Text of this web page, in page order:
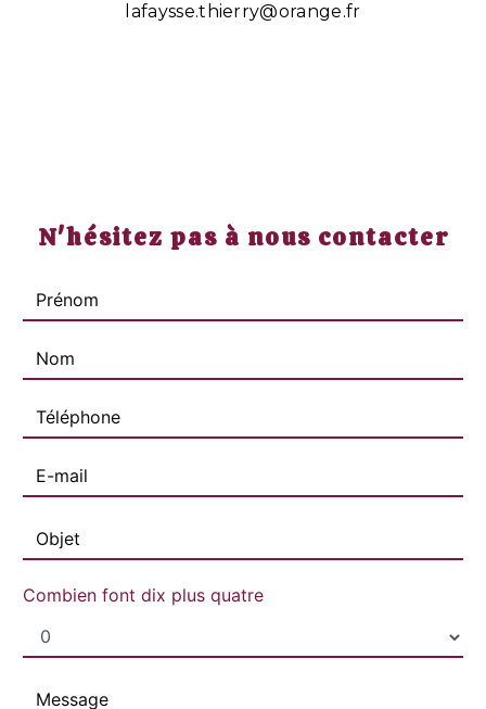
lafaysse.thierry@orange.fr
N'hésitez pas à nous contacter
Combien font dix plus quatre